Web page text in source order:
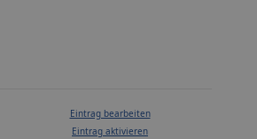
Eintrag bearbeiten
Eintrag aktivieren